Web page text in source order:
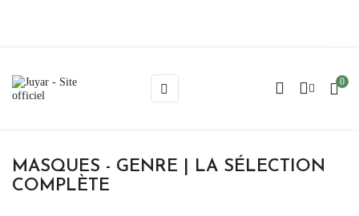
Basculer
la
☰ 0
MASQUES - GENRE | LA SÉLECTION
COMPLÈTE